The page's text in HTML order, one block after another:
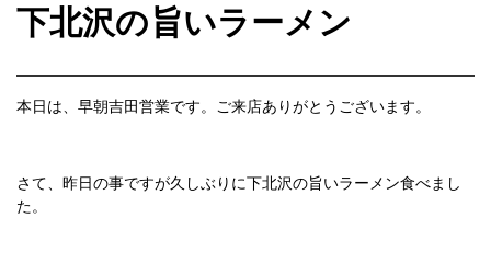
下北沢の旨いラーメン
本日は、早朝吉田営業です。ご来店ありがとうございます。
さて、昨日の事ですが久しぶりに下北沢の旨いラーメン食べまし
た。